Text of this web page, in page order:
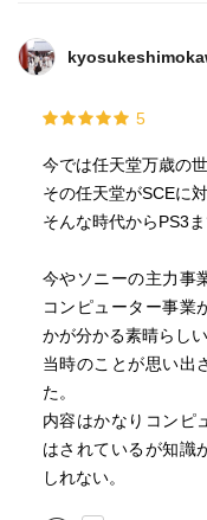
5
今では任天堂万歳の
その任天堂がSCEに
そんな時代からPS3
今やソニーの主力事
コンピューター事業
かが分かる素晴らしい
当時のことが思い出
た。
内容はかなりコンピ
はされているが知識
しれない。